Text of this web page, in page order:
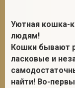
Уютная кошка-
людям!
Кошки бывают
ласковые и
найти! Во-